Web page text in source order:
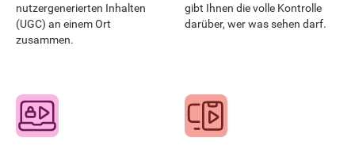
nutzergenerierten Inhalten
(UGC) an einem Ort
zusammen.
gibt Ihnen die volle Kontrolle
darüber, wer was sehen darf.